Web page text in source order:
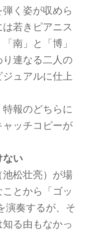
く姿が収めら
若きピアニス
南」と「博」
連なる二人の
ュアルに仕上
報のどちらに
ャッチコピーが
ない
松壮亮）が場
とから「ゴッ
演奏するが、そ
る由もなかっ